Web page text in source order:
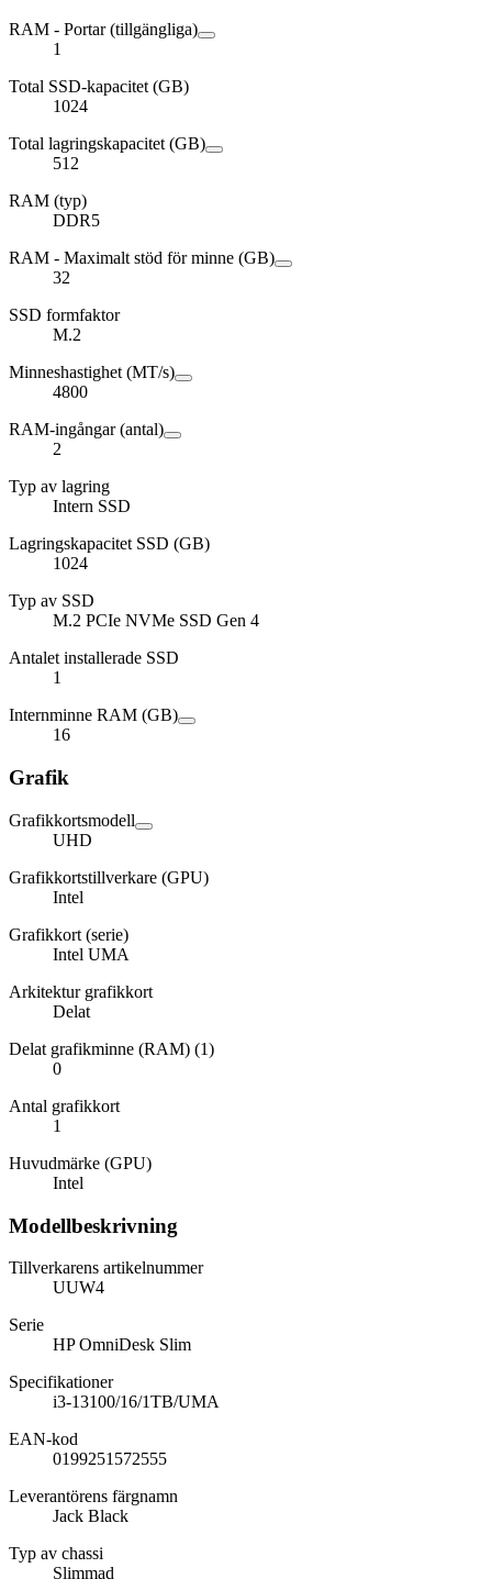
RAM - Portar (tillgängliga)
1
Total SSD-kapacitet (GB)
1024
Total lagringskapacitet (GB)
512
RAM (typ)
DDR5
RAM - Maximalt stöd för minne (GB)
32
SSD formfaktor
M.2
Minneshastighet (MT/s)
4800
RAM-ingångar (antal)
2
Typ av lagring
Intern SSD
Lagringskapacitet SSD (GB)
1024
Typ av SSD
M.2 PCIe NVMe SSD Gen 4
Antalet installerade SSD
1
Internminne RAM (GB)
16
Grafik
Grafikkortsmodell
UHD
Grafikkortstillverkare (GPU)
Intel
Grafikkort (serie)
Intel UMA
Arkitektur grafikkort
Delat
Delat grafikminne (RAM) (1)
0
Antal grafikkort
1
Huvudmärke (GPU)
Intel
Modellbeskrivning
Tillverkarens artikelnummer
UUW4
Serie
HP OmniDesk Slim
Specifikationer
i3-13100/16/1TB/UMA
EAN-kod
0199251572555
Leverantörens färgnamn
Jack Black
Typ av chassi
Slimmad